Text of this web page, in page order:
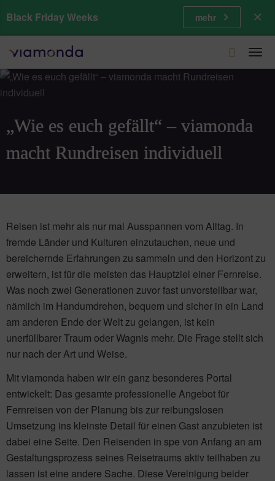
Black Friday Weeks mehr
„Wie es euch gefällt“ – viamonda
macht Rundreisen individuell
Reisen ist mehr als nur mal Ausspannen vom Alltag. In
fremde Länder und Kulturen einzutauchen, neue und
bereichernde Erfahrungen zu sammeln und den Horizont zu
erweitern, ist für die meisten das Hauptziel einer Fernreise.
Was noch zwei Generationen zuvor fast unvorstellbar war,
nämlich im Handumdrehen, bequem und sicher in ein Land
am anderen Ende der Welt zu gelangen, ist kein
unerfüllbarer Traum oder Wagnis mehr. Die Frage stellt sich
nur nach der Art und Weise.
Mit viamonda haben wir ein ganz besonderes Portal
entwickelt: Das gesamte professionelle Angebot für
Fernreisen von der Planung bis zur reibungslosen
Umsetzung ins kleinste Detail für einen Gast anzubieten ist
dabei eine Seite. Den Reisenden in spe von Anfang an am
Gestaltungsprozess seines Reisetraums aktiv teilhaben zu
lassen ist eine andere Sache. Diese Vereinigung beider